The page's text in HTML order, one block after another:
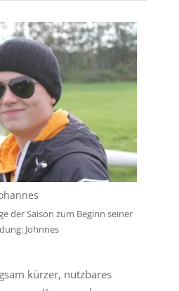
der Saison zum Beginn seiner
Johnnes
kürzer, nutzbares